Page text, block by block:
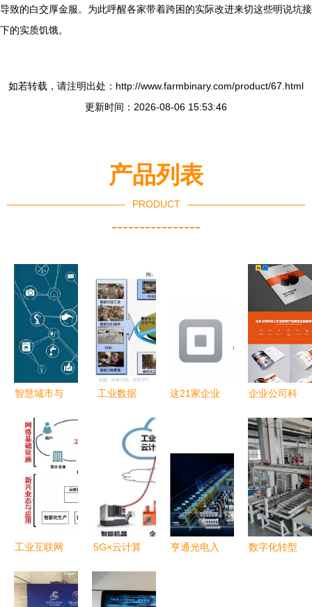
导致的白交厚金服。为此呼醒各家带着跨困的实际改进来切这些明说坑接
下的实质饥饿。
如若转载，请注明出处：http://www.farmbinary.com/product/67.html
更新时间：2026-08-06 15:53:46
产品列表
PRODUCT
----------------
智慧城市与
数据服务驱
动城市智能
升级
工业数据
公里”怎么
走——基于
工业互联网
的数据服务
破局之路
这21家企业
司的刚需
工业互联网
数据服务
企业公司科
网产品 工
业互联网数
据服务的画
册解析
工业互联网
展的基础与
5G×云计算
工智能 工
亨通光电入
数字化转型